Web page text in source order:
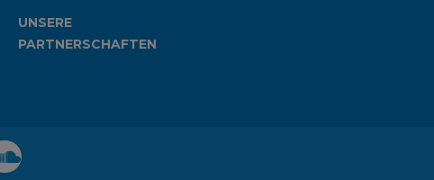
UNSERE
PARTNERSCHAFTEN